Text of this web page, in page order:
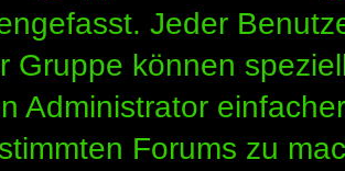
Jeder
Gruppe können
Administrator
Forums zu